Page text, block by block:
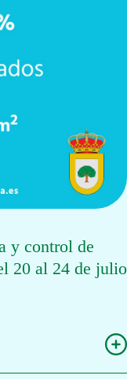
y control de
20 al 24 de julio